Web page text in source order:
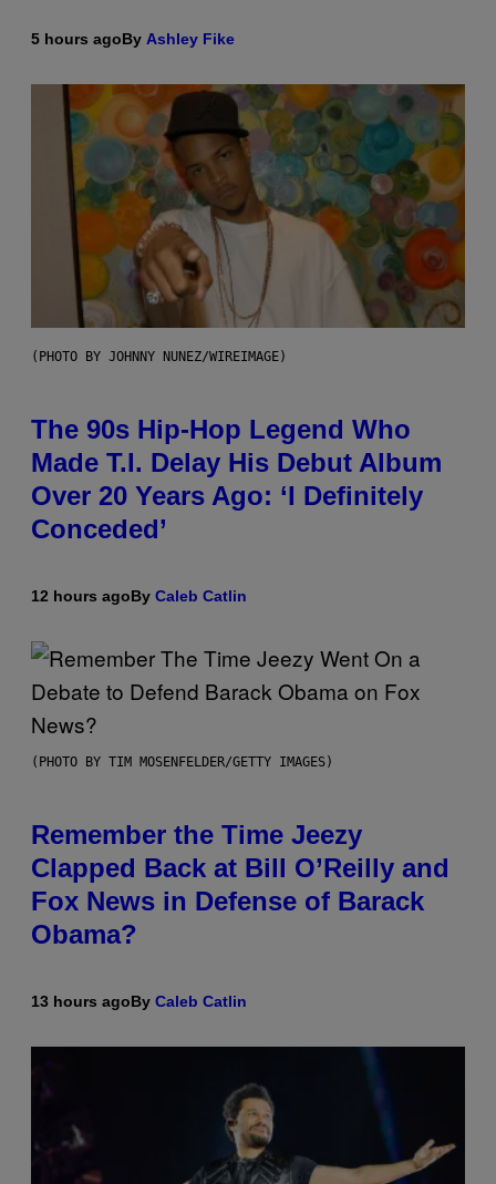
5 hours agoBy Ashley Fike
(PHOTO BY JOHNNY NUNEZ/WIREIMAGE)
The 90s Hip-Hop Legend Who
Made T.I. Delay His Debut Album
Over 20 Years Ago: ‘I Definitely
Conceded’
12 hours agoBy Caleb Catlin
(PHOTO BY TIM MOSENFELDER/GETTY IMAGES)
Remember the Time Jeezy
Clapped Back at Bill O’Reilly and
Fox News in Defense of Barack
Obama?
13 hours agoBy Caleb Catlin